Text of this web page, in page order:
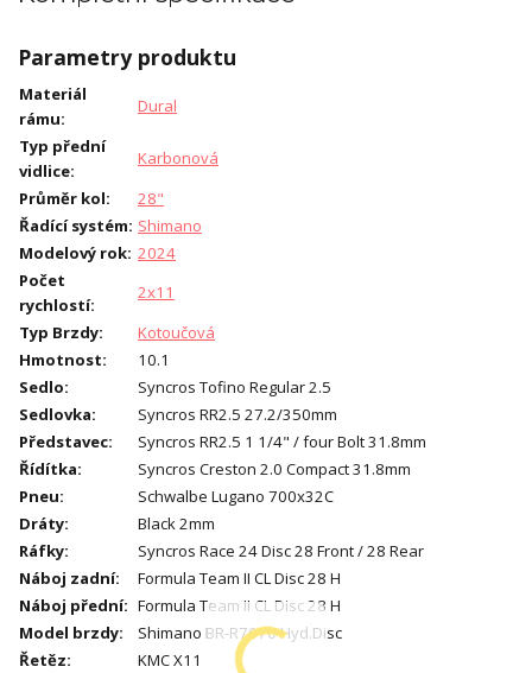
Parametry produktu
Materiál
rámu:
Dural
Typ přední
vidlice:
Karbonová
Průměr kol:
28"
Řadící systém: Shimano
Modelový rok: 2024
Počet
rychlostí:
2x11
Typ Brzdy:
Kotoučová
Hmotnost:
10.1
Sedlo:
Syncros Tofino Regular 2.5
Sedlovka:
Syncros RR2.5 27.2/350mm
Představec:
Syncros RR2.5 1 1/4" / four Bolt 31.8mm
Řídítka:
Syncros Creston 2.0 Compact 31.8mm
Pneu:
Schwalbe Lugano 700x32C
Dráty:
Black 2mm
Ráfky:
Syncros Race 24 Disc 28 Front / 28 Rear
Náboj zadní:
Formula Team II CL Disc 28 H
Náboj přední: Formula Team II CL Disc 28 H
Model brzdy:
Shimano BR-R7070 Hyd.Disc
Řetěz:
KMC X11